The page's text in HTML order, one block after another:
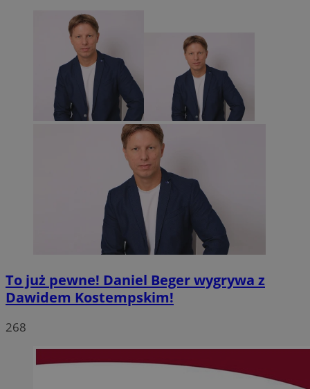
To już pewne! Daniel Beger wygrywa z
Dawidem Kostempskim!
268